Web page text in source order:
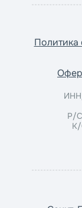
Политика
Р/
К/